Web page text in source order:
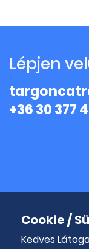
Lépjen
+36 30 377
Cookie /
Kedves